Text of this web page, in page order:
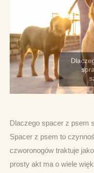
Dlaczego spacer z psem
Spacer z psem to
czworonogów traktuje
prosty akt ma o wiele